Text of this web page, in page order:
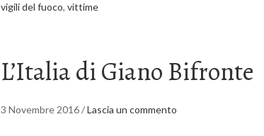
vigili del fuoco, vittime
L’Italia di Giano Bifronte
3 Novembre 2016/Lascia un commento